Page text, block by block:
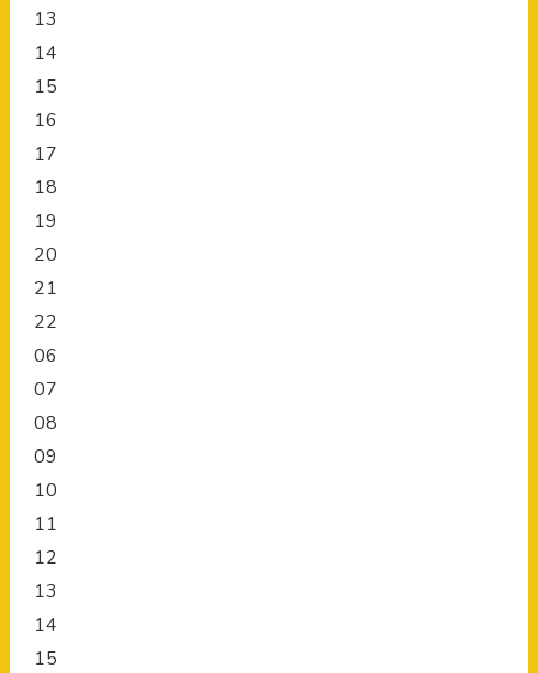
13
14
15
16
17
18
19
20
21
22
06
07
08
09
10
11
12
13
14
15